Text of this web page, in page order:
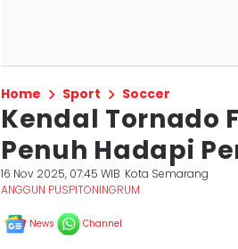
Home Sport Soccer
Kendal Tornado
Penuh Hadapi
16 Nov 2025, 07:45 WIB Kota Semarang
ANGGUN PUSPITONINGRUM
News Channel